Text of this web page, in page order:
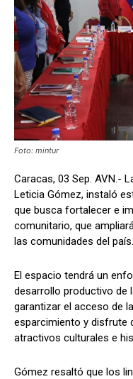
Foto: mintur
Caracas, 03 Sep. AVN.-
Leticia Gómez, instaló
que busca fortalecer e
comunitario, que
las comunidades del país.
El espacio tendrá un
desarrollo productivo de
garantizar el acceso de
esparcimiento y disfrute
atractivos culturales e
Gómez resaltó que los